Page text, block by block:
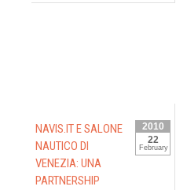
2010
22
February
NAVIS.IT E SALONE
NAUTICO DI
VENEZIA: UNA
PARTNERSHIP